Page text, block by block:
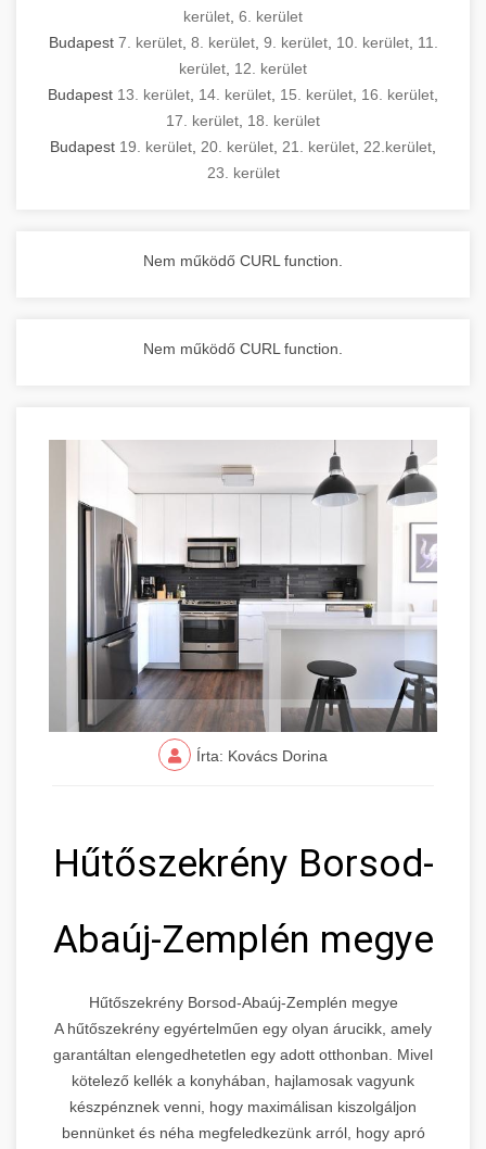
kerület 6. kerület
Budapest 7. kerület, 8. kerület, 9. kerület, 10. kerület, 11.
kerület 12. kerület
Budapest 13. kerület 14. kerület 15. kerület 16. kerület
17. kerület 18. kerület
Budapest 19. kerület 20. kerület 21. kerület 22.kerület
23. kerület
Nem működő CURL function.
Nem működő CURL function.
Írta: Kovács Dorina
Hűtőszekrény Borsod-
Abaúj-Zemplén megye
Hűtőszekrény Borsod-Abaúj-Zemplén megye
A hűtőszekrény egyértelműen egy olyan árucikk, amely
garantáltan elengedhetetlen egy adott otthonban. Mivel
kötelező kellék a konyhában, hajlamosak vagyunk
készpénznek venni, hogy maximálisan kiszolgáljon
bennünket és néha megfeledkezünk arról, hogy apró